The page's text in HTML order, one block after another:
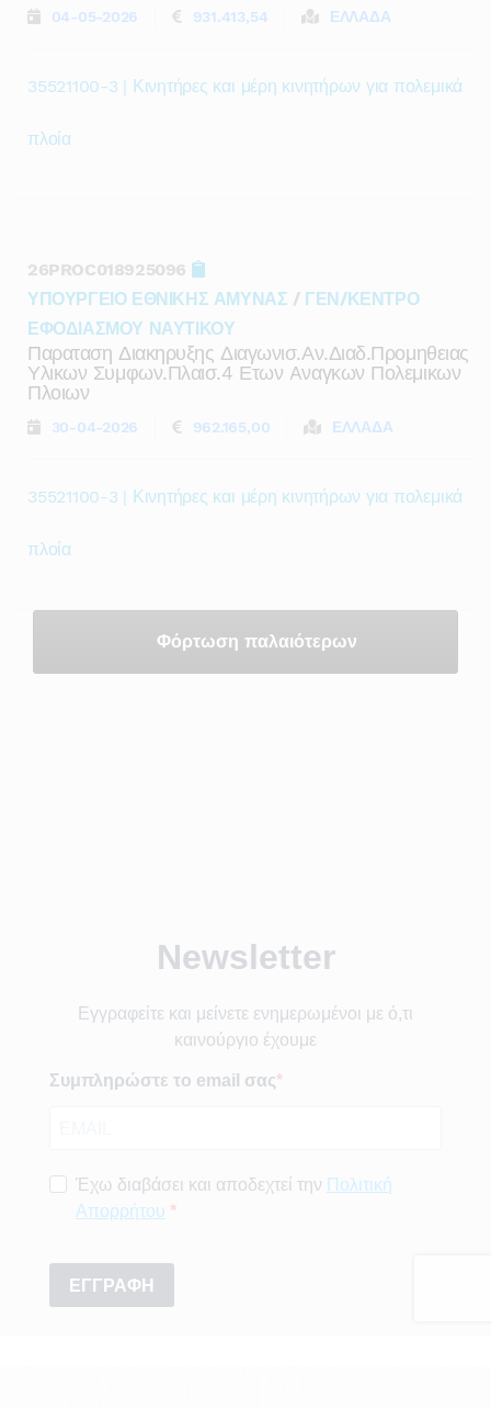
04-05-2026 931.413,54 ΕΛΛΑΔΑ
35521100-3 | Κινητήρες και μέρη κινητήρων για πολεμικά
πλοία
26PROC018925096
ΥΠΟΥΡΓΕΙΟ ΕΘΝΙΚΗΣ ΑΜΥΝΑΣ / ΓΕΝ/ΚΕΝΤΡΟ
ΕΦΟΔΙΑΣΜΟΥ ΝΑΥΤΙΚΟΥ
Παραταση Διακηρυξης Διαγωνισ.αν.διαδ.προμηθειας
Υλικων Συμφων.πλαισ.4 Ετων Aναγκων Πολεμικων
Πλοιων
30-04-2026 962.165,00 ΕΛΛΑΔΑ
35521100-3 | Κινητήρες και μέρη κινητήρων για πολεμικά
πλοία
Φόρτωση παλαιότερων